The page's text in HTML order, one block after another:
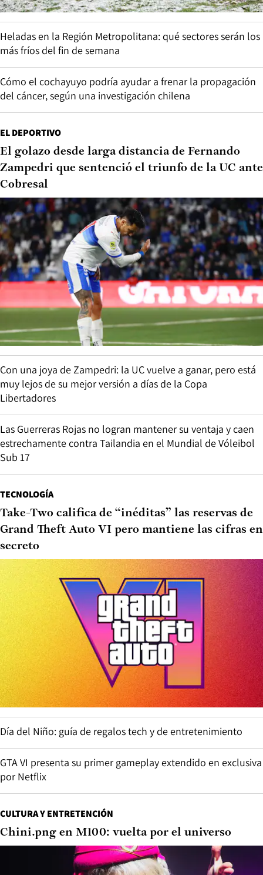
Heladas en la Región Metropolitana: qué sectores serán los
más fríos del fin de semana
Cómo el cochayuyo podría ayudar a frenar la propagación
del cáncer, según una investigación chilena
EL DEPORTIVO
El golazo desde larga distancia de Fernando
Zampedri que sentenció el triunfo de la UC ante
Cobresal
Con una joya de Zampedri: la UC vuelve a ganar, pero está
muy lejos de su mejor versión a días de la Copa
Libertadores
Las Guerreras Rojas no logran mantener su ventaja y caen
estrechamente contra Tailandia en el Mundial de Vóleibol
Sub 17
TECNOLOGÍA
Take-Two califica de “inéditas” las reservas de
Grand Theft Auto VI pero mantiene las cifras en
secreto
Día del Niño: guía de regalos tech y de entretenimiento
GTA VI presenta su primer gameplay extendido en exclusiva
por Netflix
CULTURA Y ENTRETENCIÓN
Chini.png en M100: vuelta por el universo